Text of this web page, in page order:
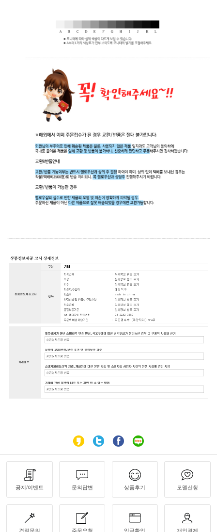
공지/이벤트 문의답변 상품후기 모델신청
견적문의 주문요청 입금확인 개인결제